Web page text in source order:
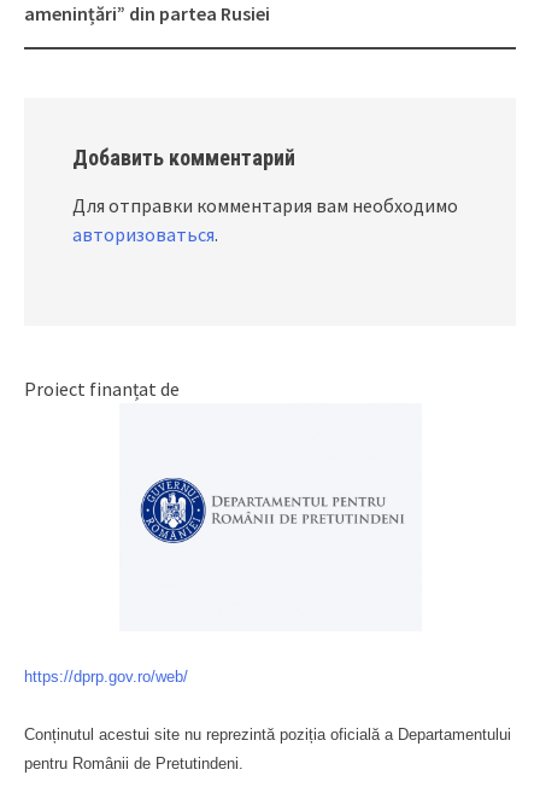
amenințări” din partea Rusiei
Добавить комментарий
Для отправки комментария вам необходимо
авторизоваться.
Proiect finanțat de
https://dprp.gov.ro/web/
Conținutul acestui site nu reprezintă poziția oficială a Departamentului
pentru Românii de Pretutindeni.